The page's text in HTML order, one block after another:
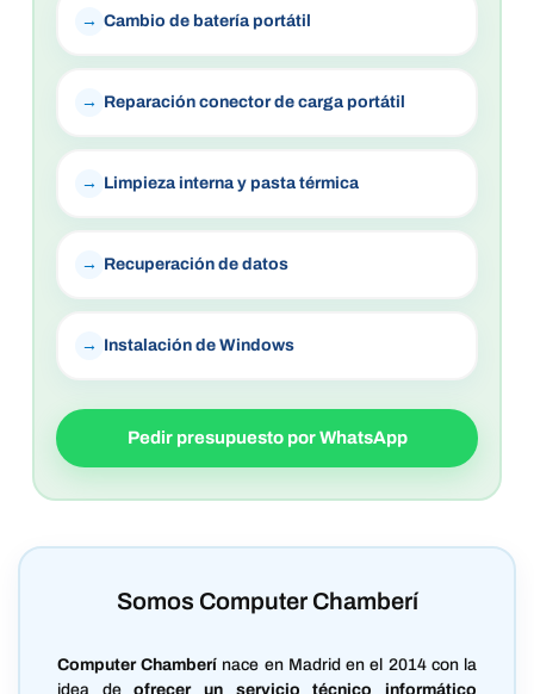
Cambio de batería portátil
Reparación conector de carga portátil
Limpieza interna y pasta térmica
Recuperación de datos
Instalación de Windows
Pedir presupuesto por WhatsApp
Somos Computer Chamberí
Computer Chamberí nace en Madrid en el 2014 con la
idea deofrecer un servicio técnico informático